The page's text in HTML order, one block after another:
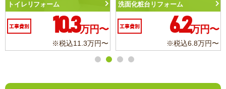
トイレリフォーム
工事費別 10.3万円〜
※税込11.3万円〜
洗面化粧台リフォーム
工事費別 6.2万円〜
※税込6.8万円〜